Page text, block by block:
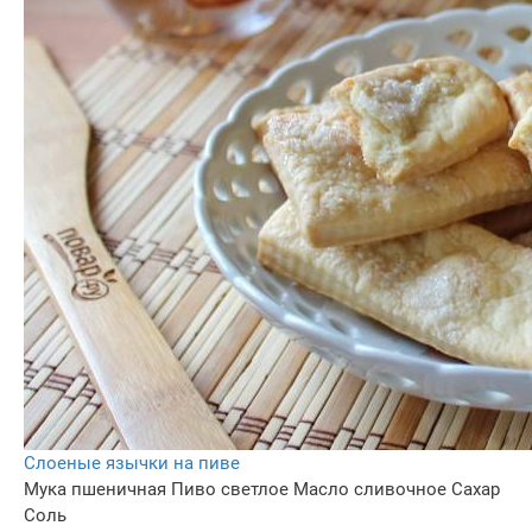
Слоеные язычки на пиве
Мука пшеничная Пиво светлое Масло сливочное Сахар
Соль